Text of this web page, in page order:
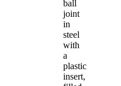
ball
joint
in
steel
with
a
plastic
insert,